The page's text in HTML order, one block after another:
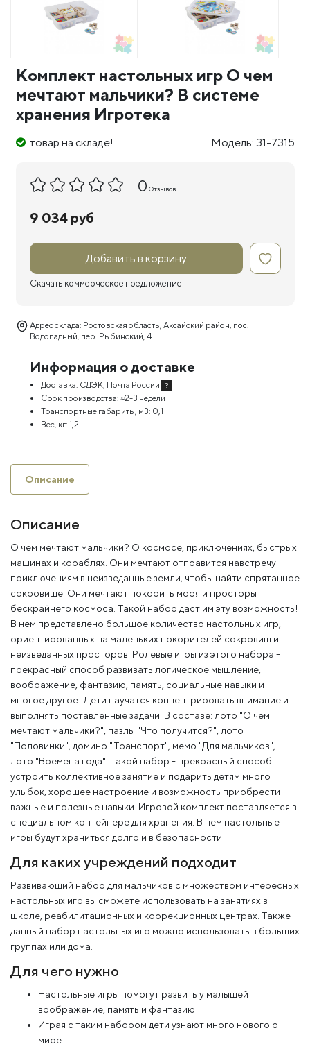
Комплект настольных игр О чем
мечтают мальчики? В системе
хранения Игротека
товар на складе! Модель: 31-7315
0 Отзывов
9 034 руб
Добавить в корзину
Скачать коммерческое предложение
Адрес склада: Ростовская область, Аксайский район, пос.
Водопадный, пер. Рыбинский, 4
Информация о доставке
Доставка: СДЭК, Почта России ?
Срок производства: ≈2-3 недели
Транспортные габариты, м3: 0,1
Вес, кг: 1,2
Описание
Описание
О чем мечтают мальчики? О космосе, приключениях, быстрых
машинах и кораблях. Они мечтают отправится навстречу
приключениям в неизведанные земли, чтобы найти спрятанное
сокровище. Они мечтают покорить моря и просторы
бескрайнего космоса. Такой набор даст им эту возможность!
В нем представлено большое количество настольных игр,
ориентированных на маленьких покорителей сокровищ и
неизведанных просторов. Ролевые игры из этого набора -
прекрасный способ развивать логическое мышление,
воображение, фантазию, память, социальные навыки и
многое другое! Дети научатся концентрировать внимание и
выполнять поставленные задачи. В составе: лото "О чем
мечтают мальчики?", пазлы "Что получится?", лото
"Половинки", домино "Транспорт", мемо "Для мальчиков",
лото "Времена года". Такой набор - прекрасный способ
устроить коллективное занятие и подарить детям много
улыбок, хорошее настроение и возможность приобрести
важные и полезные навыки. Игровой комплект поставляется в
специальном контейнере для хранения. В нем настольные
игры будут храниться долго и в безопасности!
Для каких учреждений подходит
Развивающий набор для мальчиков с множеством интересных
настольных игр вы сможете использовать на занятиях в
школе, реабилитационных и коррекционных центрах. Также
данный набор настольных игр можно использовать в больших
группах или дома.
Для чего нужно
Настольные игры помогут развить у малышей
воображение, память и фантазию
Играя с таким набором дети узнают много нового о
мире